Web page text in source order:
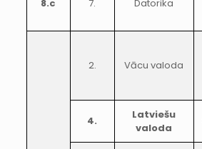
8.c 7. Datorika
2. Vācu valoda
4.
Latviešu
valoda